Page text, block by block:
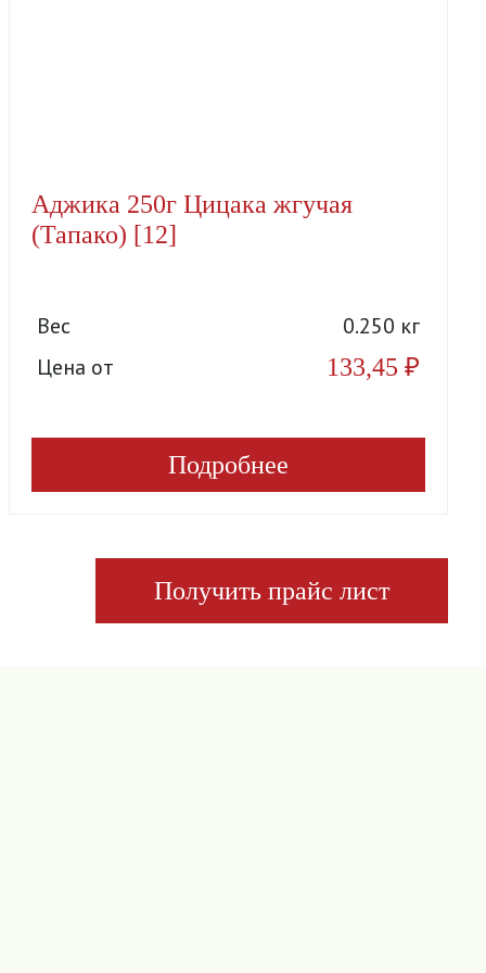
Аджика 250г Цицака жгучая
(Тапако) [12]
Вес
0.250 кг
Цена от
133,45 ₽
Подробнее
Получить прайс лист